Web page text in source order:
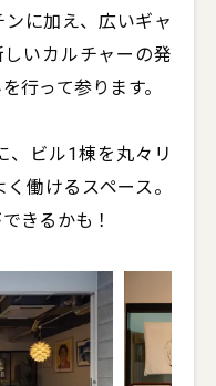
に加え、広いギャ
いカルチャーの発
行って参ります。
、ビル1棟を丸々リ
働けるスペース。
きるかも！